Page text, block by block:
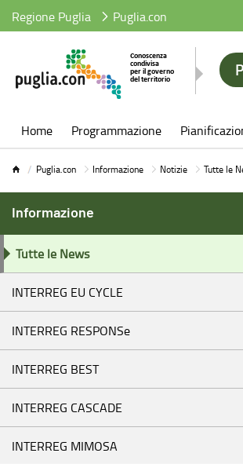
Regione Puglia Puglia.con
Home Programmazione
Puglia.con Informazione Notizie Tutte le
Informazione
Tutte le News
INTERREG EU CYCLE
INTERREG RESPONSe
INTERREG BEST
INTERREG CASCADE
INTERREG MIMOSA